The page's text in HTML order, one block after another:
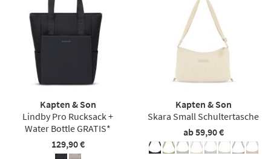
Kapten & Son
Lindby Pro Rucksack +
Water Bottle GRATIS*
129,90 €
Kapten & Son
Skara Small Schultertasche
ab 59,90 €